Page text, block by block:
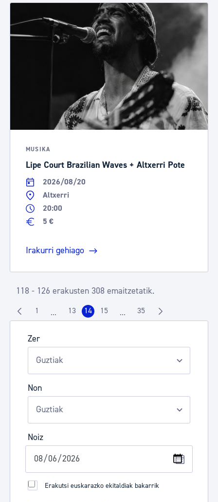
Zer
Non
Noiz
Erakutsi euskarazko ekitaldiak bakarrik
MUSIKA
Lipe Court Brazilian Waves + Altxerri Pote
2026/08/20
Altxerri
20:00
5 €
Irakurri gehiago
118 - 126 erakusten 308 emaitzetatik.
Orrialdea
1 ...Intermediate Pages Use TAB to navigate.
Orrialdea
13 Orrialdea
14 Orrialdea
15 ...Intermediate Pages Use TAB
Orrialdea
35